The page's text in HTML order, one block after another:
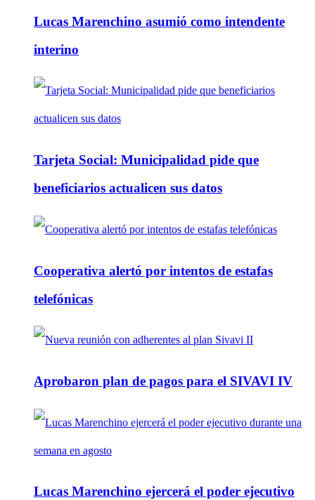
Lucas Marenchino asumió como intendente
interino
Tarjeta Social: Municipalidad pide que
beneficiarios actualicen sus datos
Cooperativa alertó por intentos de estafas
telefónicas
Aprobaron plan de pagos para el SIVAVI IV
Lucas Marenchino ejercerá el poder ejecutivo